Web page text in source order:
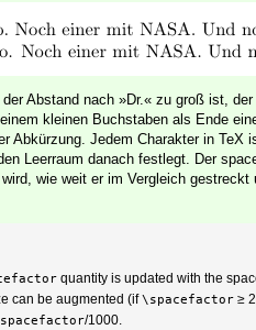
Abstand nach »Dr.« zu groß ist,
kleinen Buchstaben als Ende
Abkürzung. Jedem Charakter in TeX
Leerraum danach festlegt. Der
wie weit er im Vergleich
quantity is updated with the
can be augmented (if\spacefactor ≥
/1000.